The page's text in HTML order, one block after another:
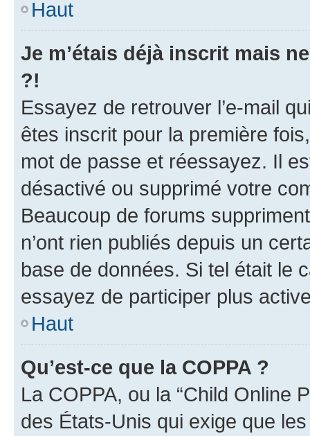
Haut
Je m’étais déjà inscrit mais
?!
Essayez de retrouver l’e-mail
êtes inscrit pour la première
mot de passe et réessayez. Il
désactivé ou supprimé votre
Beaucoup de forums
n’ont rien publiés depuis un
base de données. Si tel était le
essayez de participer plus
Haut
Qu’est-ce que la COPPA ?
La COPPA, ou la “Child Online
des États-Unis qui exige que